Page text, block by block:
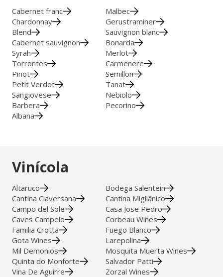
Cabernet franc
Malbec
Chardonnay
Gerustraminer
Blend
Sauvignon blanc
Cabernet sauvignon
Bonarda
Syrah
Merlot
Torrontes
Carmenere
Pinot
Semillon
Petit Verdot
Tanat
Sangiovese
Nebiolo
Barbera
Pecorino
Albana
Vinícola
Altaruco
Bodega Salentein
Cantina Claversana
Cantina Migliânico
Campo del Sole
Casa Jose Pedro
Caves Campelo
Corbeau Wines
Familia Crotta
Fuego Blanco
Gota Wines
Larepolina
Mil Demonios
Mosquita Muerta Wines
Quinta do Monforte
Salvador Patti
Vina De Aguirre
Zorzal Wines